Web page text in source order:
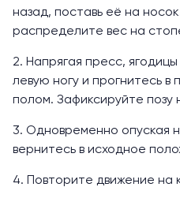
назад, поставь её на
распределите вес на
2. Напрягая пресс,
левую ногу и прогнитесь
полом. Зафиксируйте позу
3. Одновременно опуская
вернитесь в исходное
4. Повторите движение на